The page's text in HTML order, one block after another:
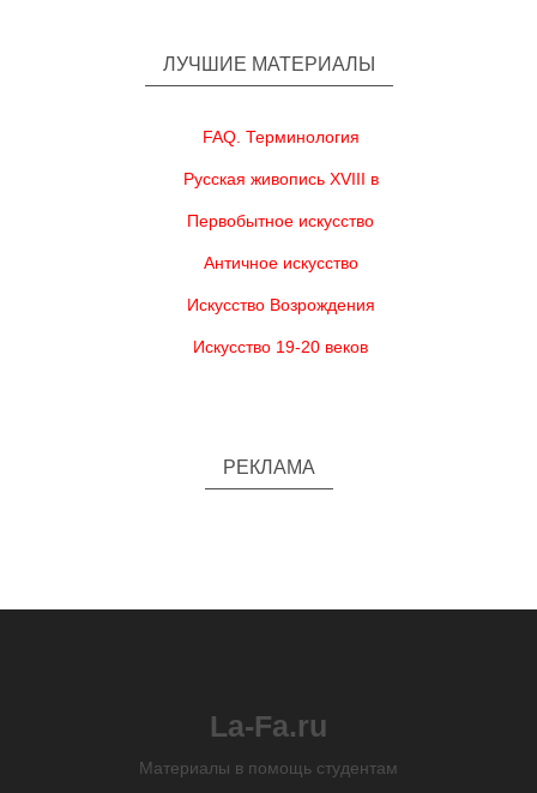
ЛУЧШИЕ МАТЕРИАЛЫ
FAQ. Терминология
Русская живопись XVIII в
Первобытное искусство
Античное искусство
Искусство Возрождения
Искусство 19-20 веков
РЕКЛАМА
La-Fa.ru
Материалы в помощь студентам